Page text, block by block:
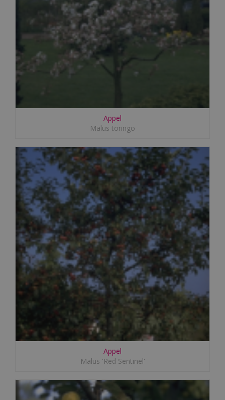
Appel
Malus toringo
Appel
Malus 'Red Sentinel'